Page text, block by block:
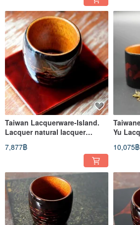
Taiwan Lacquerware-Island.
Lacquer natural lacquer
exclusive cup set
7,877฿
Yu
10,075฿